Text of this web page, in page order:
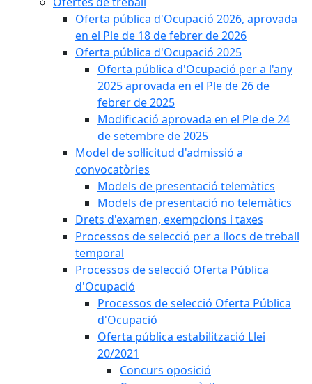
Oferta pública d'Ocupació 2026, aprovada
en el Ple de 18 de febrer de 2026
Oferta pública d'Ocupació 2025
Oferta pública d'Ocupació per a l'any
2025 aprovada en el Ple de 26 de
febrer de 2025
Modificació aprovada en el Ple de 24
de setembre de 2025
Model de sol·licitud d'admissió a
convocatòries
Models de presentació telemàtics
Models de presentació no telemàtics
Drets d'examen, exempcions i taxes
Processos de selecció per a llocs de treball
temporal
Processos de selecció Oferta Pública
d'Ocupació
Processos de selecció Oferta Pública
d'Ocupació
Oferta pública estabilització Llei
20/2021
Concurs oposició